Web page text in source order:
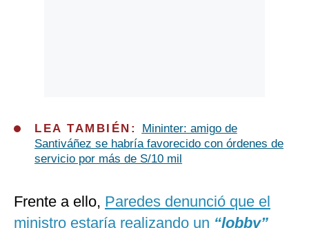
LEA TAMBIÉN:
Mininter: amigo de
Santiváñez se habría favorecido con órdenes de
servicio por más de S/10 mil
Frente a ello, Paredes denunció que el
ministro estaría realizando un “lobby”